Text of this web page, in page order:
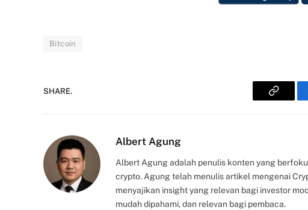
Bitcoin
SHARE.
Copy
Albert Agung
Albert Agung adalah penulis konten yang
crypto. Agung telah menulis artikel mengenai
menyajikan insight yang relevan bagi investor
mudah dipahami, dan relevan bagi pembaca.